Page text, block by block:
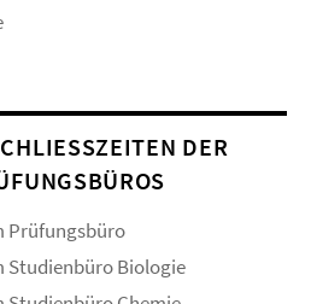
DER S
Prüfungsbüro
Studienbüro Biologie